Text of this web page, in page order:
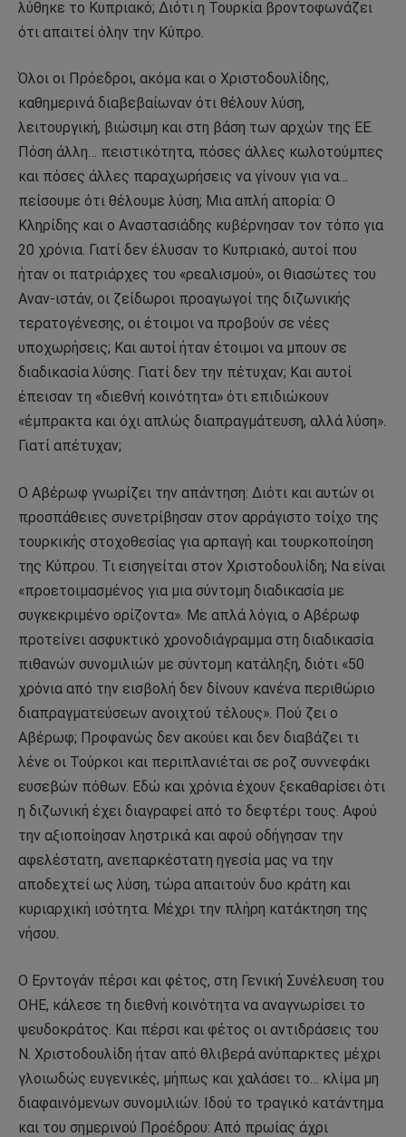
λύθηκε το Κυπριακό; Διότι η Τουρκία βροντοφωνάζει
ότι απαιτεί όλην την Κύπρο.
Όλοι οι Πρόεδροι, ακόμα και ο Χριστοδουλίδης,
καθημερινά διαβεβαίωναν ότι θέλουν λύση,
λειτουργική, βιώσιμη και στη βάση των αρχών της ΕΕ.
Πόση άλλη… πειστικότητα, πόσες άλλες κωλοτούμπες
και πόσες άλλες παραχωρήσεις να γίνουν για να…
πείσουμε ότι θέλουμε λύση; Μια απλή απορία: Ο
Κληρίδης και ο Αναστασιάδης κυβέρνησαν τον τόπο για
20 χρόνια. Γιατί δεν έλυσαν το Κυπριακό, αυτοί που
ήταν οι πατριάρχες του «ρεαλισμού», οι θιασώτες του
Αναν-ιστάν, οι ζείδωροι προαγωγοί της διζωνικής
τερατογένεσης, οι έτοιμοι να προβούν σε νέες
υποχωρήσεις; Και αυτοί ήταν έτοιμοι να μπουν σε
διαδικασία λύσης. Γιατί δεν την πέτυχαν; Και αυτοί
έπεισαν τη «διεθνή κοινότητα» ότι επιδιώκουν
«έμπρακτα και όχι απλώς διαπραγμάτευση, αλλά λύση».
Γιατί απέτυχαν;
Ο Αβέρωφ γνωρίζει την απάντηση: Διότι και αυτών οι
προσπάθειες συνετρίβησαν στον αρράγιστο τοίχο της
τουρκικής στοχοθεσίας για αρπαγή και τουρκοποίηση
της Κύπρου. Τι εισηγείται στον Χριστοδουλίδη; Να είναι
«προετοιμασμένος για μια σύντομη διαδικασία με
συγκεκριμένο ορίζοντα». Με απλά λόγια, ο Αβέρωφ
προτείνει ασφυκτικό χρονοδιάγραμμα στη διαδικασία
πιθανών συνομιλιών με σύντομη κατάληξη, διότι «50
χρόνια από την εισβολή δεν δίνουν κανένα περιθώριο
διαπραγματεύσεων ανοιχτού τέλους». Πού ζει ο
Αβέρωφ; Προφανώς δεν ακούει και δεν διαβάζει τι
λένε οι Τούρκοι και περιπλανιέται σε ροζ συννεφάκι
ευσεβών πόθων. Εδώ και χρόνια έχουν ξεκαθαρίσει ότι
η διζωνική έχει διαγραφεί από το δεφτέρι τους. Αφού
την αξιοποίησαν ληστρικά και αφού οδήγησαν την
αφελέστατη, ανεπαρκέστατη ηγεσία μας να την
αποδεχτεί ως λύση, τώρα απαιτούν δυο κράτη και
κυριαρχική ισότητα. Μέχρι την πλήρη κατάκτηση της
νήσου.
Ο Ερντογάν πέρσι και φέτος, στη Γενική Συνέλευση του
ΟΗΕ, κάλεσε τη διεθνή κοινότητα να αναγνωρίσει το
ψευδοκράτος. Και πέρσι και φέτος οι αντιδράσεις του
Ν. Χριστοδουλίδη ήταν από θλιβερά ανύπαρκτες μέχρι
γλοιωδώς ευγενικές, μήπως και χαλάσει το… κλίμα μη
διαφαινόμενων συνομιλιών. Ιδού το τραγικό κατάντημα
και του σημερινού Προέδρου: Από πρωίας άχρι